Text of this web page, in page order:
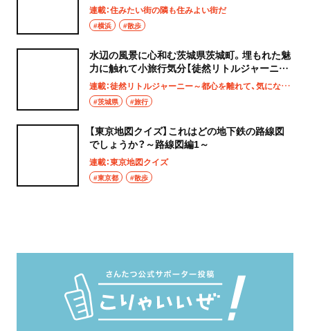
連載：住みたい街の隣も住みよい街だ
#横浜 #散歩
水辺の風景に心和む茨城県茨城町。埋もれた魅
力に触れて小旅行気分【徒然リトルジャーニ
ー】
連載：徒然リトルジャーニー～都心を離れて、気になる土地へ
#茨城県 #旅行
【東京地図クイズ】これはどの地下鉄の路線図
でしょうか？～路線図編1～
連載：東京地図クイズ
#東京都 #散歩